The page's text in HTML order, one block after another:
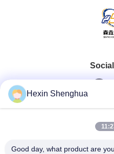
Hexin Shenghua
Good day, what product are